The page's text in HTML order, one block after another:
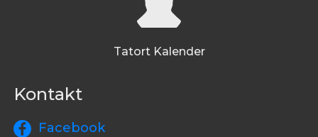
Tatort Kalender
Kontakt
Facebook